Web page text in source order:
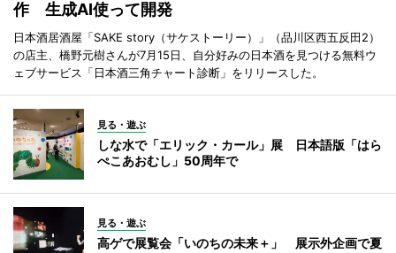
作 生成AI使って開発
日本酒居酒屋「SAKE story（サケストーリー）」（品川区西五反田2）
の店主、橋野元樹さんが7月15日、自分好みの日本酒を見つける無料ウ
ェブサービス「日本酒三角チャート診断」をリリースした。
見る・遊ぶ
しな水で「エリック・カール」展 日本語版「はら
ぺこあおむし」50周年で
見る・遊ぶ
高ゲで展覧会「いのちの未来＋」 展示外企画で夏